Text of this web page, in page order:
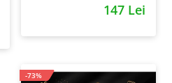
147 Lei
-73%